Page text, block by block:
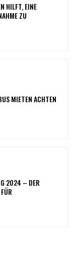
HILFT, EINE
ZU
MIETEN ACHTEN
2024 – DER